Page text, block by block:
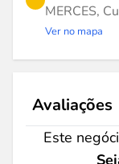
MERCES,
Ver no mapa
Avaliações
Este